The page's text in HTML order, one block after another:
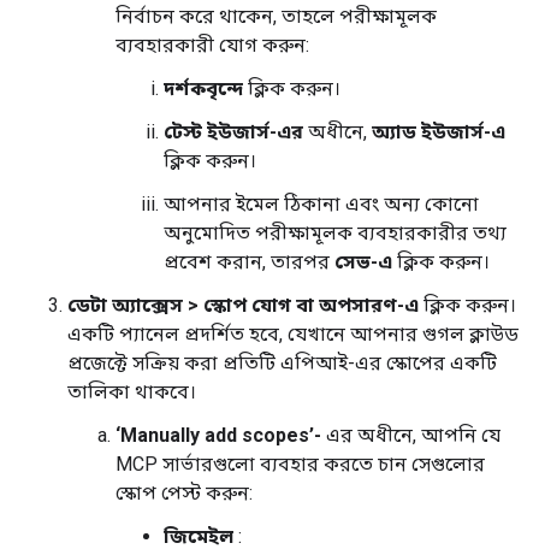
নির্বাচন করে থাকেন, তাহলে পরীক্ষামূলক
ব্যবহারকারী যোগ করুন:
দর্শকবৃন্দে ক্লিক করুন।
টেস্ট ইউজার্স-এর অধীনে, অ্যাড ইউজার্স-এ
ক্লিক করুন।
আপনার ইমেল ঠিকানা এবং অন্য কোনো
অনুমোদিত পরীক্ষামূলক ব্যবহারকারীর তথ্য
প্রবেশ করান, তারপর সেভ-এ ক্লিক করুন।
ডেটা অ্যাক্সেস > স্কোপ যোগ বা অপসারণ-এ ক্লিক করুন।
একটি প্যানেল প্রদর্শিত হবে, যেখানে আপনার গুগল ক্লাউড
প্রজেক্টে সক্রিয় করা প্রতিটি এপিআই-এর স্কোপের একটি
তালিকা থাকবে।
‘Manually add scopes’- এর অধীনে, আপনি যে
MCP সার্ভারগুলো ব্যবহার করতে চান সেগুলোর
স্কোপ পেস্ট করুন:
জিমেইল :